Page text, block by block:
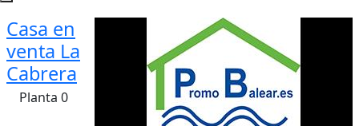
Casa en
venta La
Cabrera
Planta 0